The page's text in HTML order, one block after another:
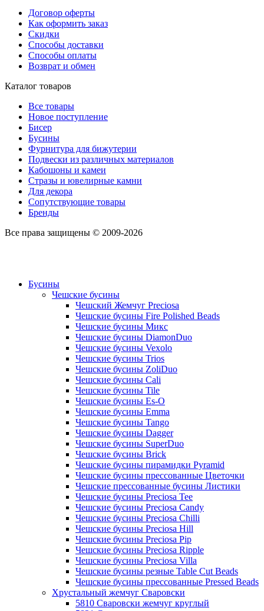
Договор оферты
Как оформить заказ
Скидки
Способы доставки
Способы оплаты
Возврат и обмен
Каталог товаров
Все товары
Новое поступление
Бисер
Бусины
Фурнитура для бижутерии
Подвески из различных материалов
Кабошоны и камеи
Стразы и ювелирные камни
Для декора
Сопутствующие товары
Бренды
Все права защищены © 2009-2026
Бусины
Чешские бусины
Чешский Жемчуг Preciosa
Чешские бусины Fire Polished Beads
Чешские бусины Микс
Чешские бусины DiamonDuo
Чешские бусины Vexolo
Чешские бусины Trios
Чешские бусины ZoliDuo
Чешские бусины Cali
Чешские бусины Tile
Чешские бусины Es-O
Чешские бусины Emma
Чешские бусины Tango
Чешские бусины Dagger
Чешские бусины SuperDuo
Чешские бусины Brick
Чешские бусины пирамидки Pyramid
Чешские бусины прессованные Цветочки
Чешские прессованные бусины Листики
Чешские бусины Preciosa Tee
Чешские бусины Preciosa Candy
Чешские бусины Preciosa Chilli
Чешские бусины Preciosa Hill
Чешские бусины Preciosa Pip
Чешские бусины Preciosa Ripple
Чешские бусины Preciosa Villa
Чешские бусины резные Table Cut Beads
Чешские бусины прессованные Pressed Beads
Хрустальный жемчуг Сваровски
5810 Сваровски жемчуг круглый